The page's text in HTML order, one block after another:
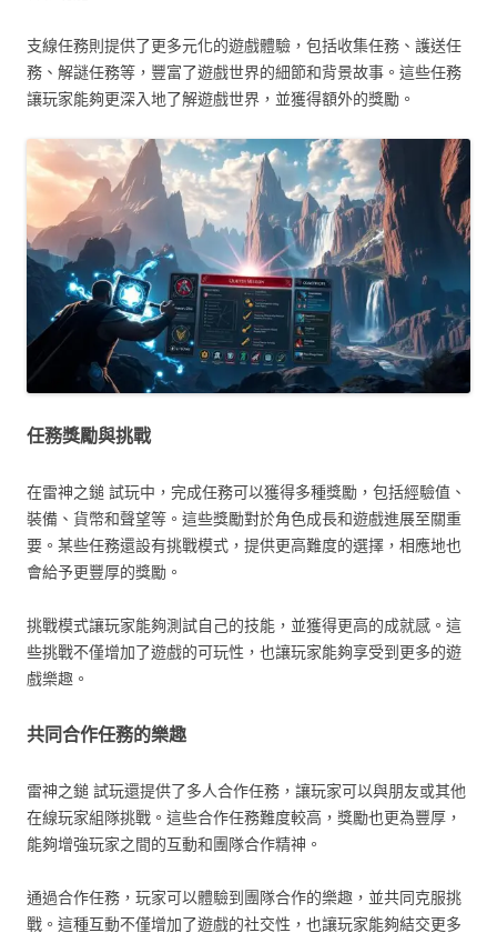
支線任務則提供了更多元化的遊戲體驗，包括收集任務、護送任
務、解謎任務等，豐富了遊戲世界的細節和背景故事。這些任務
讓玩家能夠更深入地了解遊戲世界，並獲得額外的獎勵。
任務獎勵與挑戰
在雷神之鎚 試玩中，完成任務可以獲得多種獎勵，包括經驗值、
裝備、貨幣和聲望等。這些獎勵對於角色成長和遊戲進展至關重
要。某些任務還設有挑戰模式，提供更高難度的選擇，相應地也
會給予更豐厚的獎勵。
挑戰模式讓玩家能夠測試自己的技能，並獲得更高的成就感。這
些挑戰不僅增加了遊戲的可玩性，也讓玩家能夠享受到更多的遊
戲樂趣。
共同合作任務的樂趣
雷神之鎚 試玩還提供了多人合作任務，讓玩家可以與朋友或其他
在線玩家組隊挑戰。這些合作任務難度較高，獎勵也更為豐厚，
能夠增強玩家之間的互動和團隊合作精神。
通過合作任務，玩家可以體驗到團隊合作的樂趣，並共同克服挑
戰。這種互動不僅增加了遊戲的社交性，也讓玩家能夠結交更多